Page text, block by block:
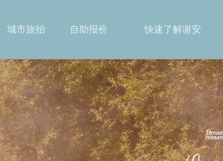
城市旅拍 自助报价 快速了解谢安